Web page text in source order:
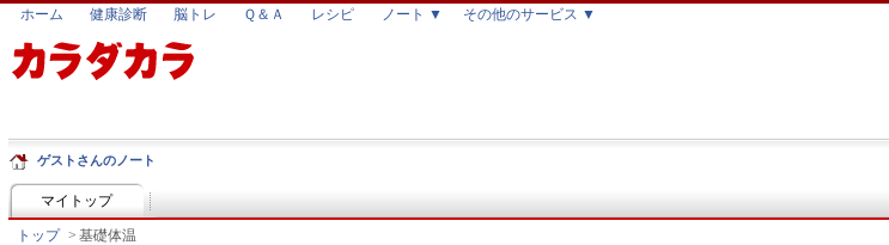
ホーム 健康診断 脳トレ Ｑ＆Ａ レシピ ノート ▼ その他のサービス ▼
ゲストさんのノート
マイトップ
トップ > 基礎体温